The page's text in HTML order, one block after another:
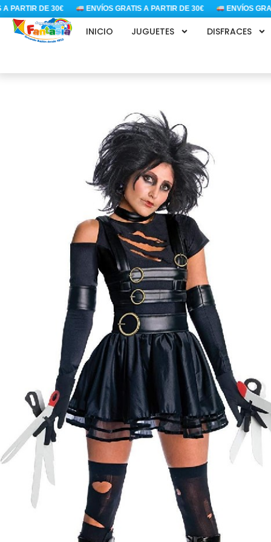
Ir
contenido
DE 30€ ENVÍOS GRATIS A PARTIR DE 30€ ENVÍOS
INICIO JUGUETES DISFRACES